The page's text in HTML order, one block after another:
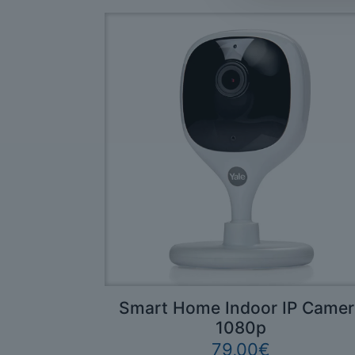
Smart Home Indoor IP
1080p
79,00€